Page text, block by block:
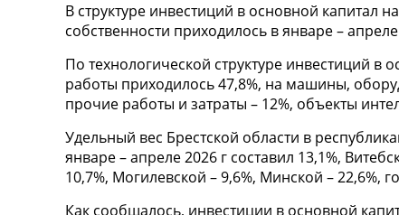
В структуре инвестиций в основной капитал
собственности приходилось в январе –
По технологической структуре инвестиций
работы приходилось 47,8%, на машины,
прочие работы и затраты – 12%, объекты
Удельный вес Брестской области в
январе – апреле 2026 г составил 13,1%,
10,7%, Могилевской – 9,6%, Минской – 22,6%,
Как сообщалось, инвестиции в основной